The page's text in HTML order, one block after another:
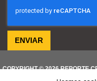
ENVIAR
COPYRIGHT © 2026 REPORTE